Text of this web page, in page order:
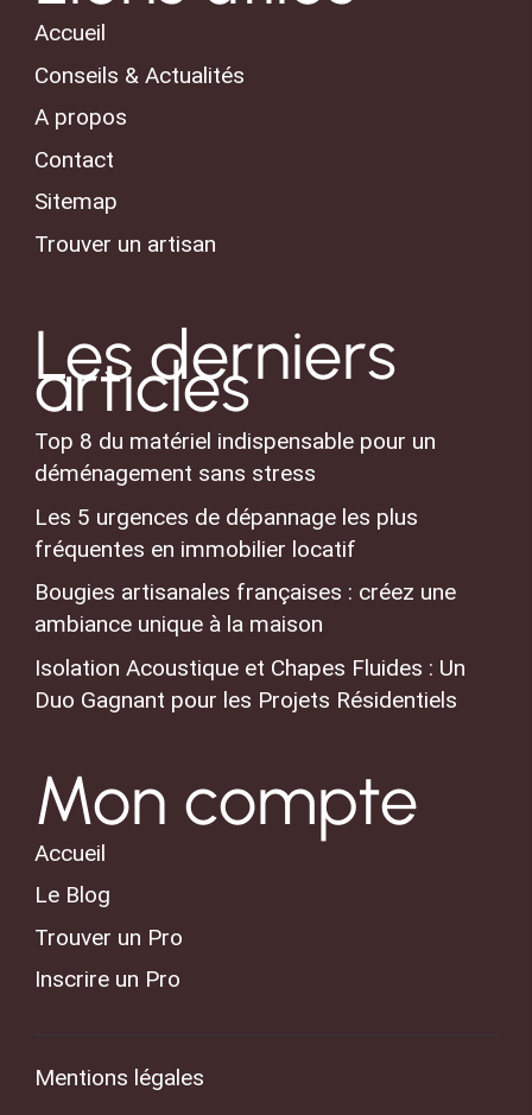
Accueil
Conseils & Actualités
A propos
Contact
Sitemap
Trouver un artisan
Les derniers
articles
Top 8 du matériel indispensable pour un
déménagement sans stress
Les 5 urgences de dépannage les plus
fréquentes en immobilier locatif
Bougies artisanales françaises : créez une
ambiance unique à la maison
Isolation Acoustique et Chapes Fluides : Un
Duo Gagnant pour les Projets Résidentiels
Mon compte
Accueil
Le Blog
Trouver un Pro
Inscrire un Pro
Mentions légales